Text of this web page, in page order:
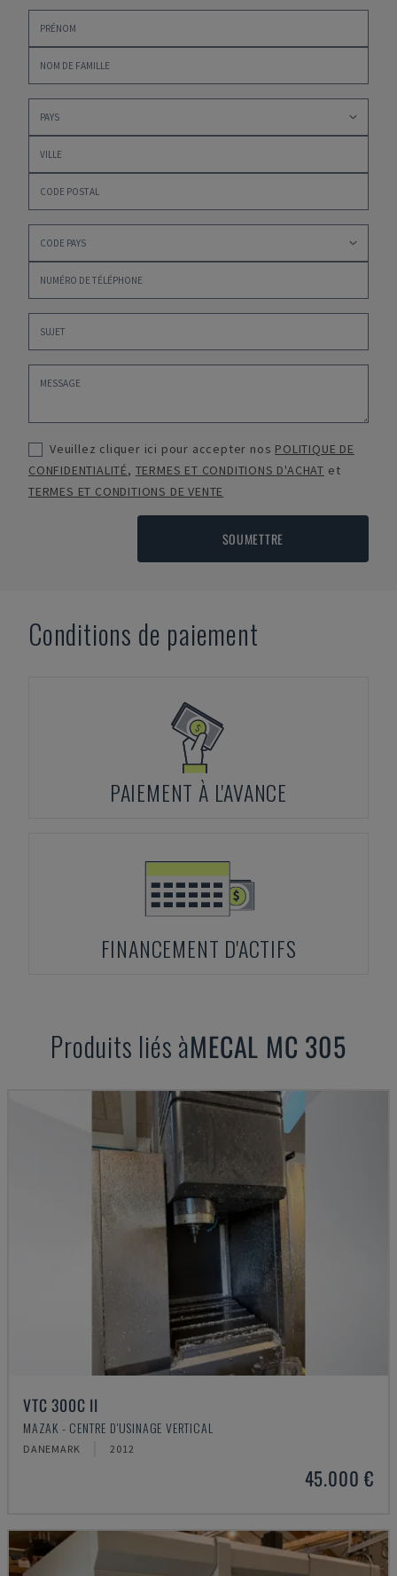
Veuillez cliquer ici pour accepter nos POLITIQUE DE
CONFIDENTIALITÉ, TERMES ET CONDITIONS D'ACHAT et
TERMES ET CONDITIONS DE VENTE
SOUMETTRE
Conditions de paiement
PAIEMENT À L'AVANCE
FINANCEMENT D'ACTIFS
Produits liés àMECAL MC 305
VTC 300C II
MAZAK - CENTRE D'USINAGE VERTICAL
DANEMARK 2012
45.000 €